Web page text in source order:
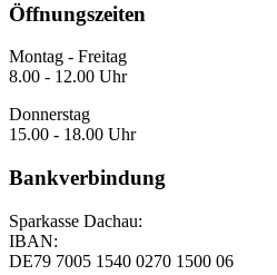
Öffnungszeiten
Montag - Freitag
8.00 - 12.00 Uhr
Donnerstag
15.00 - 18.00 Uhr
Bankverbindung
Sparkasse Dachau:
IBAN:
DE79 7005 1540 0270 1500 06